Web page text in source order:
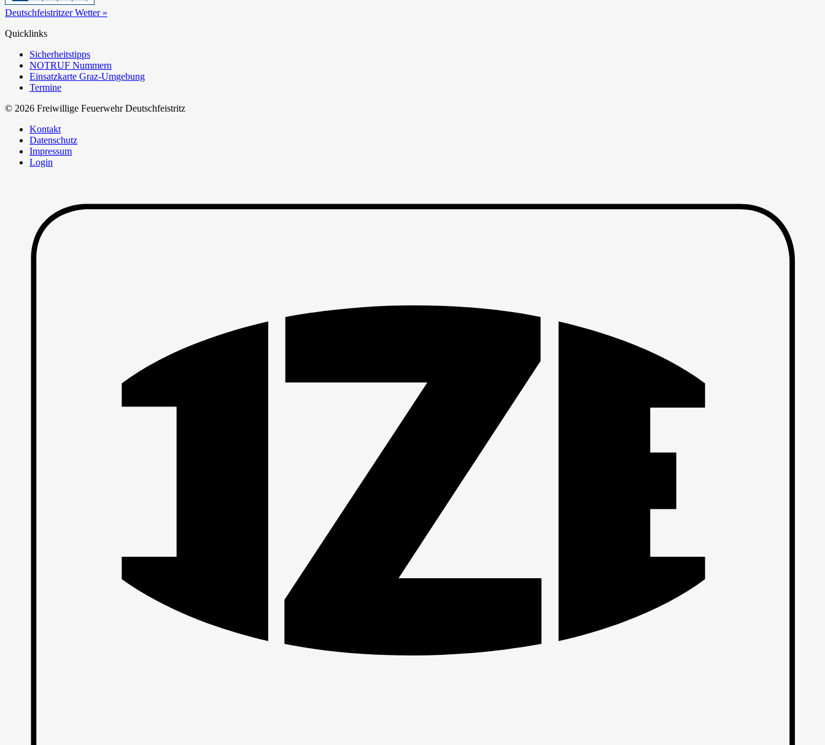
Deutschfeistritzer Wetter »
Quicklinks
Sicherheitstipps
NOTRUF Nummern
Einsatzkarte Graz-Umgebung
Termine
© 2026 Freiwillige Feuerwehr Deutschfeistritz
Kontakt
Datenschutz
Impressum
Login